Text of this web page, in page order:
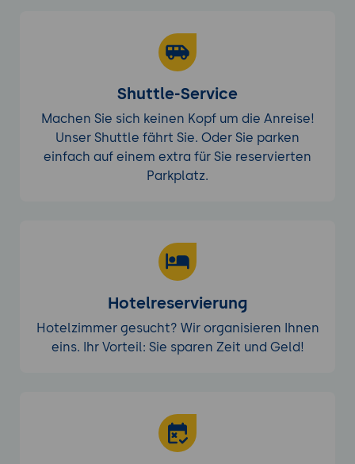
Shuttle-Service
Machen Sie sich keinen Kopf um die Anreise!
Unser Shuttle fährt Sie. Oder Sie parken
einfach auf einem extra für Sie reservierten
Parkplatz.
Hotelreservierung
Hotelzimmer gesucht? Wir organisieren Ihnen
eins. Ihr Vorteil: Sie sparen Zeit und Geld!